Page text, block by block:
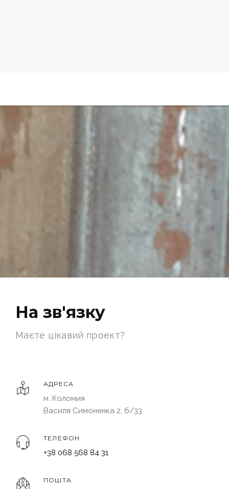
На зв'язку
Маєте цікавий проект?
АДРЕСА
м. Коломия
Василя Симоненка 2, б/33
ТЕЛЕФОН
+38 068 568 84 31
ПОШТА